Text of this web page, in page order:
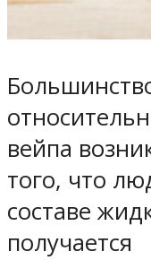
вейпа
того, что
составе
получается